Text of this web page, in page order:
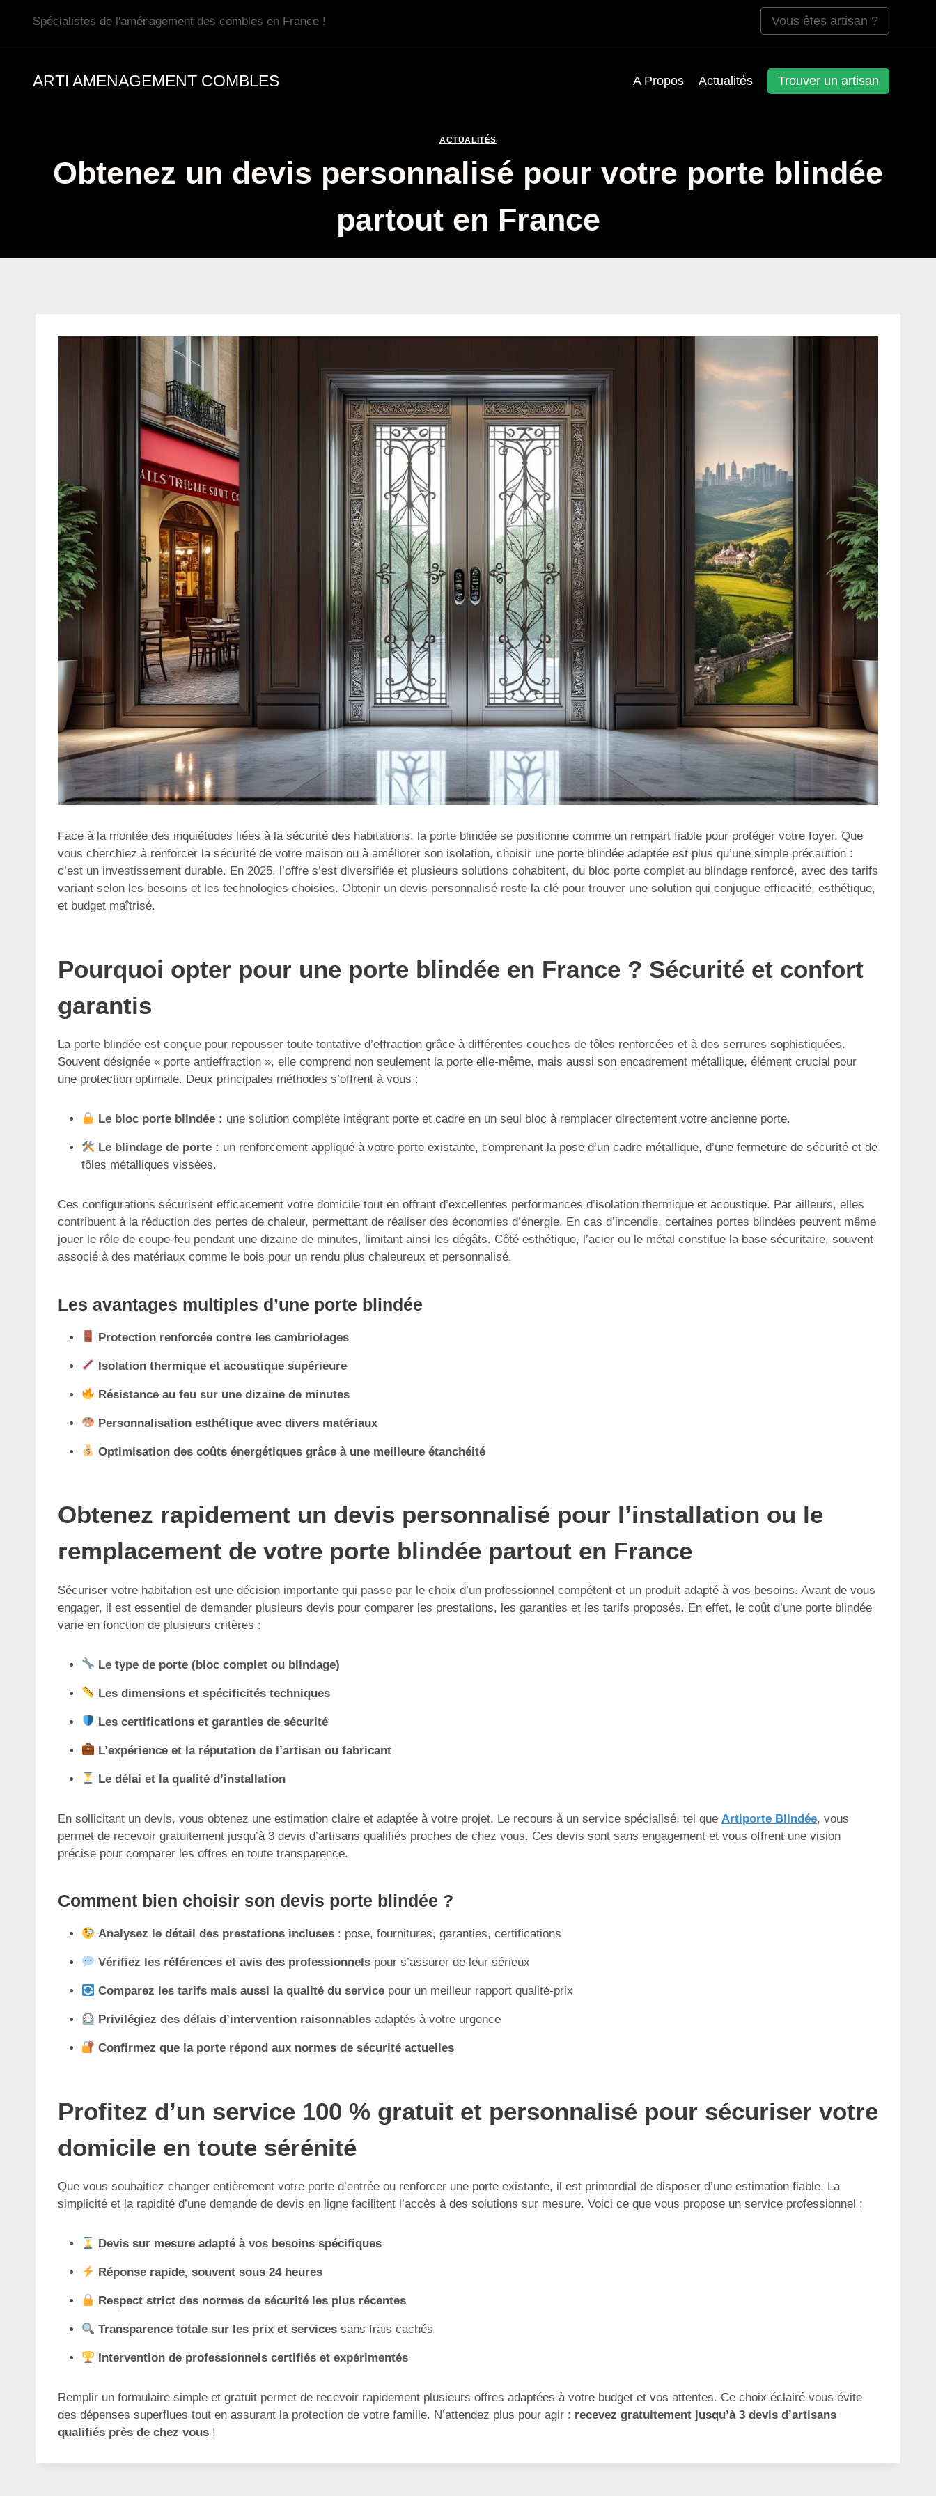
Spécialistes de l'aménagement des combles en France ! Vous êtes artisan ?
ARTI AMENAGEMENT COMBLES A Propos Actualités Trouver un artisan
ACTUALITÉS
Obtenez un devis personnalisé pour votre porte blindée
partout en France
Face à la montée des inquiétudes liées à la sécurité des habitations, la porte blindée se positionne comme un rempart fiable pour protéger votre foyer. Que
vous cherchiez à renforcer la sécurité de votre maison ou à améliorer son isolation, choisir une porte blindée adaptée est plus qu’une simple précaution :
c’est un investissement durable. En 2025, l’offre s’est diversifiée et plusieurs solutions cohabitent, du bloc porte complet au blindage renforcé, avec des tarifs
variant selon les besoins et les technologies choisies. Obtenir un devis personnalisé reste la clé pour trouver une solution qui conjugue efficacité, esthétique,
et budget maîtrisé.
Pourquoi opter pour une porte blindée en France ? Sécurité et confort
garantis
La porte blindée est conçue pour repousser toute tentative d’effraction grâce à différentes couches de tôles renforcées et à des serrures sophistiquées.
Souvent désignée « porte antieffraction », elle comprend non seulement la porte elle-même, mais aussi son encadrement métallique, élément crucial pour
une protection optimale. Deux principales méthodes s’offrent à vous :
Le bloc porte blindée : une solution complète intégrant porte et cadre en un seul bloc à remplacer directement votre ancienne porte.
Le blindage de porte : un renforcement appliqué à votre porte existante, comprenant la pose d’un cadre métallique, d’une fermeture de sécurité et de
tôles métalliques vissées.
Ces configurations sécurisent efficacement votre domicile tout en offrant d’excellentes performances d’isolation thermique et acoustique. Par ailleurs, elles
contribuent à la réduction des pertes de chaleur, permettant de réaliser des économies d’énergie. En cas d’incendie, certaines portes blindées peuvent même
jouer le rôle de coupe-feu pendant une dizaine de minutes, limitant ainsi les dégâts. Côté esthétique, l’acier ou le métal constitue la base sécuritaire, souvent
associé à des matériaux comme le bois pour un rendu plus chaleureux et personnalisé.
Les avantages multiples d’une porte blindée
Protection renforcée contre les cambriolages
Isolation thermique et acoustique supérieure
Résistance au feu sur une dizaine de minutes
Personnalisation esthétique avec divers matériaux
Optimisation des coûts énergétiques grâce à une meilleure étanchéité
Obtenez rapidement un devis personnalisé pour l’installation ou le
remplacement de votre porte blindée partout en France
Sécuriser votre habitation est une décision importante qui passe par le choix d’un professionnel compétent et un produit adapté à vos besoins. Avant de vous
engager, il est essentiel de demander plusieurs devis pour comparer les prestations, les garanties et les tarifs proposés. En effet, le coût d’une porte blindée
varie en fonction de plusieurs critères :
Le type de porte (bloc complet ou blindage)
Les dimensions et spécificités techniques
Les certifications et garanties de sécurité
L’expérience et la réputation de l’artisan ou fabricant
Le délai et la qualité d’installation
En sollicitant un devis, vous obtenez une estimation claire et adaptée à votre projet. Le recours à un service spécialisé, tel que Artiporte Blindée, vous
permet de recevoir gratuitement jusqu’à 3 devis d’artisans qualifiés proches de chez vous. Ces devis sont sans engagement et vous offrent une vision
précise pour comparer les offres en toute transparence.
Comment bien choisir son devis porte blindée ?
Analysez le détail des prestations incluses : pose, fournitures, garanties, certifications
Vérifiez les références et avis des professionnels pour s’assurer de leur sérieux
Comparez les tarifs mais aussi la qualité du service pour un meilleur rapport qualité-prix
Privilégiez des délais d’intervention raisonnables adaptés à votre urgence
Confirmez que la porte répond aux normes de sécurité actuelles
Profitez d’un service 100 % gratuit et personnalisé pour sécuriser votre
domicile en toute sérénité
Que vous souhaitiez changer entièrement votre porte d’entrée ou renforcer une porte existante, il est primordial de disposer d’une estimation fiable. La
simplicité et la rapidité d’une demande de devis en ligne facilitent l’accès à des solutions sur mesure. Voici ce que vous propose un service professionnel :
Devis sur mesure adapté à vos besoins spécifiques
Réponse rapide, souvent sous 24 heures
Respect strict des normes de sécurité les plus récentes
Transparence totale sur les prix et services sans frais cachés
Intervention de professionnels certifiés et expérimentés
Remplir un formulaire simple et gratuit permet de recevoir rapidement plusieurs offres adaptées à votre budget et vos attentes. Ce choix éclairé vous évite
des dépenses superflues tout en assurant la protection de votre famille. N’attendez plus pour agir : recevez gratuitement jusqu’à 3 devis d’artisans
qualifiés près de chez vous !